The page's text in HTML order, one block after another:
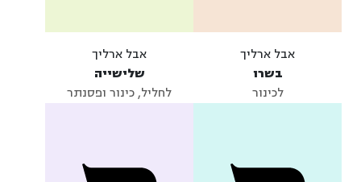
אבל ארליך
בשרו
לכינור
אבל ארליך
שלישייה
לחליל, כינור ופסנתר